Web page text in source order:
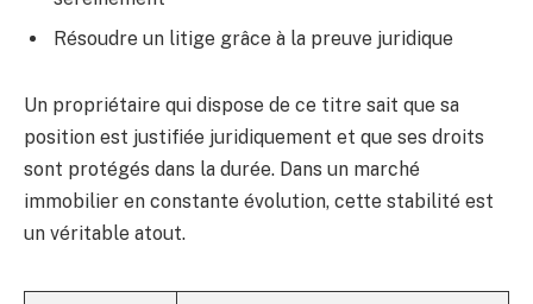
Résoudre un litige grâce à la preuve juridique
Un propriétaire qui dispose de ce titre sait que sa
position est justifiée juridiquement et que ses droits
sont protégés dans la durée. Dans un marché
immobilier en constante évolution, cette stabilité est
un véritable atout.